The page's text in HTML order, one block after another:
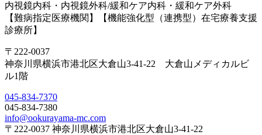
内視鏡内科・内視鏡外科/緩和ケア内科・緩和ケア外科
【難病指定医療機関】【機能強化型（連携型）在宅療養支援
診療所】
〒222-0037
神奈川県横浜市港北区大倉山3-41-22 大倉山メディカルビ
ル1階
045-834-7370
045-834-7380
info@ookurayama-mc.com
〒222-0037 神奈川県横浜市港北区大倉山3-41-22